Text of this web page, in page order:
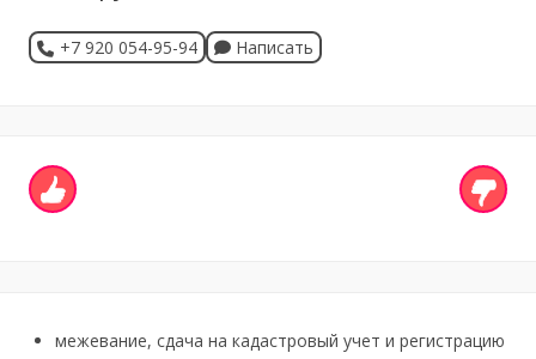
+7 920 054-95-94 Написать
межевание, сдача на кадастровый учет и регистрацию